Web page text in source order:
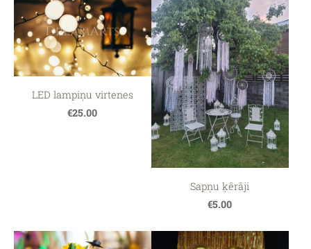
LED lampiņu virtenes
€25.00
Sapņu ķērāji
€5.00